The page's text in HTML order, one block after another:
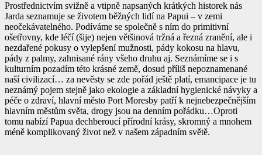
Prostřednictvím svižně a vtipně napsaných krátkých historek nás
Jarda seznamuje se životem běžných lidí na Papui – v zemi
neočekávatelného. Podíváme se společně s ním do primitivní
ošetřovny, kde léčí (šije) nejen většinová tržná a řezná zranění, ale i
nezdařené pokusy o vylepšení mužnosti, pády kokosu na hlavu,
pády z palmy, zahnisané rány všeho druhu aj. Seznámíme se i s
kulturním pozadím této krásné země, dosud příliš nepoznamenané
naší civilizací… za nevěsty se zde pořád ještě platí, emancipace je tu
neznámý pojem stejně jako ekologie a základní hygienické návyky a
péče o zdraví, hlavní město Port Moresby patří k nejnebezpečnějším
hlavním městům světa, drogy jsou na denním pořádku…Oproti
tomu nabízí Papua dechberoucí přírodní krásy, skromný a mnohem
méně komplikovaný život než v našem západním světě.